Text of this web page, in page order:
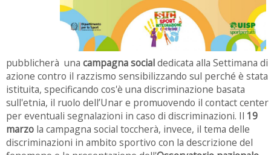
pubblicherà una campagna socialdedicata alla Settimana di
azione contro il razzismo sensibilizzando sul perché è stata
istituita, specificando cos'è una discriminazione basata
sull'etnia, il ruolo dell’Unar e promuovendo il contact center
per eventuali segnalazioni in caso di discriminazioni. Il 19
marzo la campagna social toccherà, invece, il tema delle
discriminazioni in ambito sportivo con la descrizione del